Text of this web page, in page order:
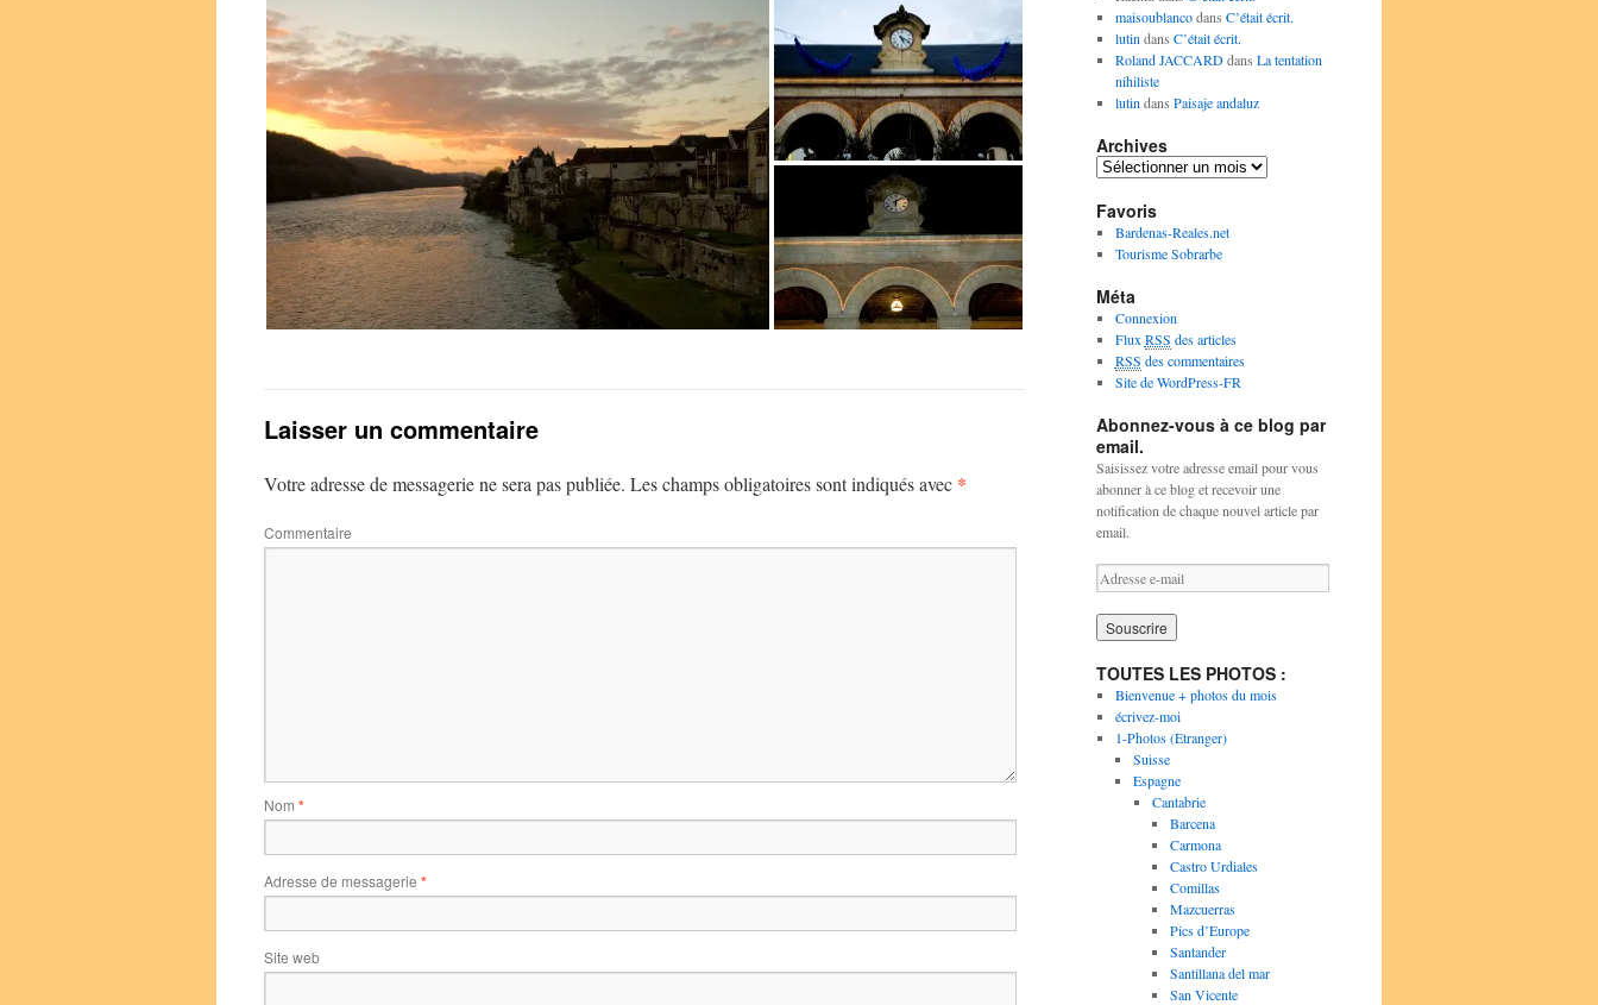
Laisser un commentaire
Votre adresse de messagerie ne sera pas publiée. Les champs obligatoires sont indiqués avec *
Commentaire
Nom *
Adresse de messagerie *
Site web
maisoublancodans C’était écrit.
lutin dans C’était écrit.
Roland JACCARDdans La tentation
nihiliste
lutin dans Paisaje andaluz
Archives
Archives
Favoris
Bardenas-Reales.net
Tourisme Sobrarbe
Méta
Connexion
Flux RSS des articles
RSS des commentaires
Site de WordPress-FR
Abonnez-vous à ce blog par
email.
Saisissez votre adresse email pour vous
abonner à ce blog et recevoir une
notification de chaque nouvel article par
email.
A
d
r
e
s
e
e
-
TOUTES LES PHOTOS :
Bienvenue + photos du mois
écrivez-moi
1-Photos (Etranger)
Suisse
Espagne
Cantabrie
Barcena
Carmona
Castro Urdiales
Comillas
Mazcuerras
Pics d’Europe
Santander
Santillana del mar
San Vicente